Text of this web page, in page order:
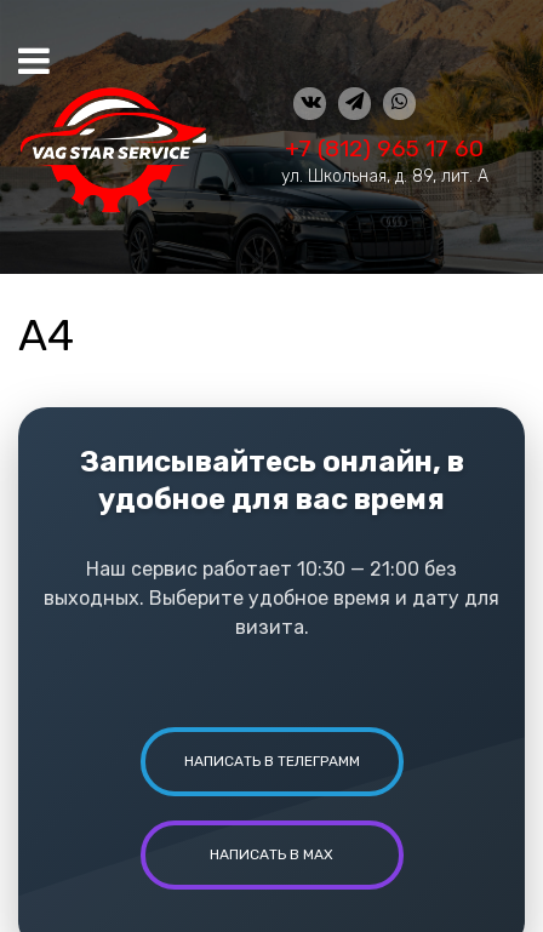
+7 (812) 965 17 60
ул. Школьная, д. 89, лит. А
A4
Записывайтесь онлайн, в
удобное для вас время
Наш сервис работает 10:30 — 21:00 без
выходных. Выберите удобное время и дату для
визита.
НАПИСАТЬ В ТЕЛЕГРАММ
НАПИСАТЬ В MAX